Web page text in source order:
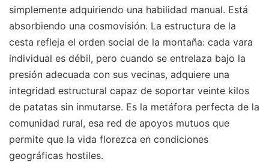
simplemente adquiriendo una habilidad manual. Está
absorbiendo una cosmovisión. La estructura de la
cesta refleja el orden social de la montaña: cada vara
individual es débil, pero cuando se entrelaza bajo la
presión adecuada con sus vecinas, adquiere una
integridad estructural capaz de soportar veinte kilos
de patatas sin inmutarse. Es la metáfora perfecta de la
comunidad rural, esa red de apoyos mutuos que
permite que la vida florezca en condiciones
geográficas hostiles.